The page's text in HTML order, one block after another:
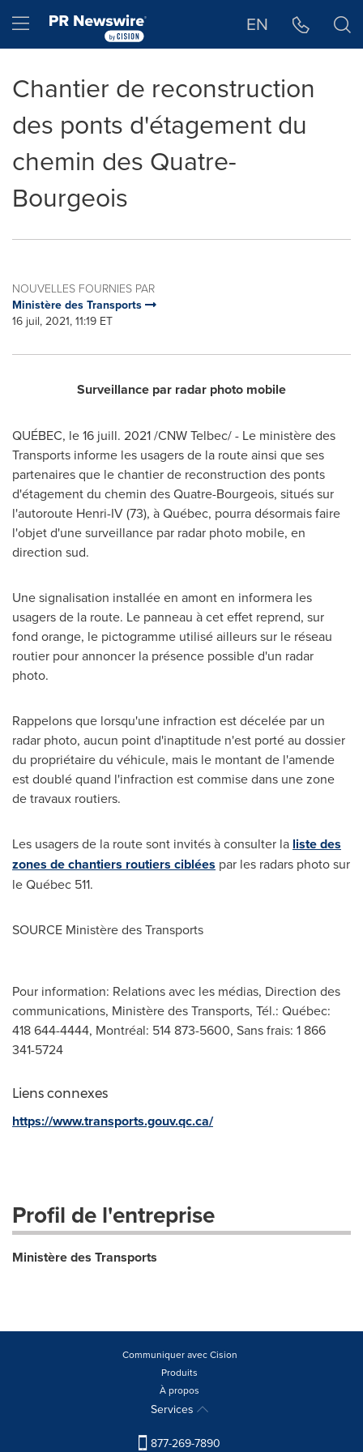
Hamburger menu EN
Chantier de reconstruction
des ponts d'étagement du
chemin des Quatre-
Bourgeois
NOUVELLES FOURNIES PAR
Ministère des Transports
16 juil, 2021, 11:19 ET
Surveillance par radar photo mobile
QUÉBEC, le 16 juill. 2021 /CNW Telbec/ - Le ministère des
Transports informe les usagers de la route ainsi que ses
partenaires que le chantier de reconstruction des ponts
d'étagement du chemin des Quatre-Bourgeois, situés sur
l'autoroute Henri-IV (73), à Québec, pourra désormais faire
l'objet d'une surveillance par radar photo mobile, en
direction sud.
Une signalisation installée en amont en informera les
usagers de la route. Le panneau à cet effet reprend, sur
fond orange, le pictogramme utilisé ailleurs sur le réseau
routier pour annoncer la présence possible d'un radar
photo.
Rappelons que lorsqu'une infraction est décelée par un
radar photo, aucun point d'inaptitude n'est porté au dossier
du propriétaire du véhicule, mais le montant de l'amende
est doublé quand l'infraction est commise dans une zone
de travaux routiers.
Les usagers de la route sont invités à consulter la liste des
zones de chantiers routiers ciblées par les radars photo sur
le Québec 511.
SOURCE Ministère des Transports
Pour information: Relations avec les médias, Direction des
communications, Ministère des Transports, Tél.: Québec:
418 644-4444, Montréal: 514 873-5600, Sans frais: 1 866
341-5724
Liens connexes
https://www.transports.gouv.qc.ca/
Profil de l'entreprise
Ministère des Transports
Communiquer avec Cision
Produits
À propos
Services
877-269-7890